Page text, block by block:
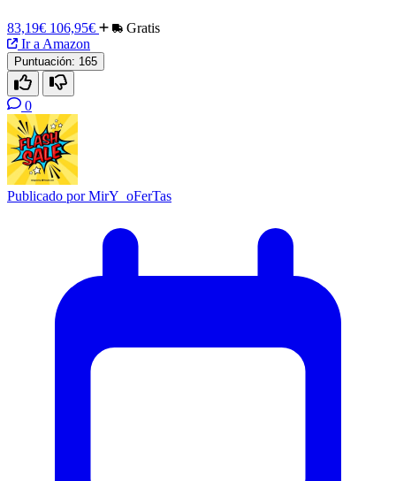
83,19€ 106,95€
Gratis
Ir a Amazon
Puntuación: 165
0
Publicado porMirY_oFerTas